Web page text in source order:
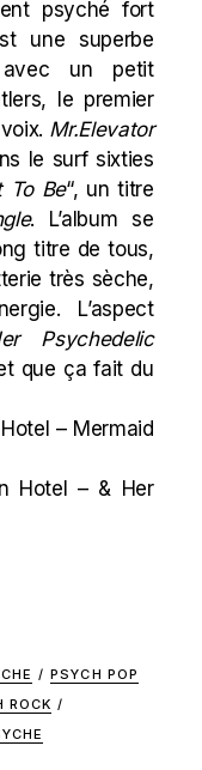
psyché fort
une superbe
avec un petit
le premier
Mr.Elevator
le surf sixties
To Be“, un titre
. L’album se
titre de tous,
très sèche,
L’aspect
Psychedelic
que ça fait du
– Mermaid
Hotel – & Her
/ PSYCH POP
ROCK /